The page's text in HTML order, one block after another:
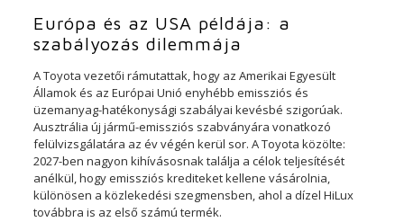
Európa és az USA példája: a
szabályozás dilemmája
A Toyota vezetői rámutattak, hogy az Amerikai Egyesült
Államok és az Európai Unió enyhébb emissziós és
üzemanyag-hatékonysági szabályai kevésbé szigorúak.
Ausztrália új jármű-emissziós szabványára vonatkozó
felülvizsgálatára az év végén kerül sor. A Toyota közölte:
2027-ben nagyon kihívásosnak találja a célok teljesítését
anélkül, hogy emissziós krediteket kellene vásárolnia,
különösen a közlekedési szegmensben, ahol a dízel HiLux
továbbra is az első számú termék.